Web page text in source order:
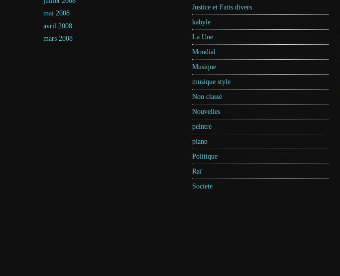
mai 2008
avril 2008
mars 2008
Justice et Faits divers
kabyle
La Une
Mondial
Musique
musique style
Non classé
Nouvelles
peintre
piano
Politique
Raï
Societe